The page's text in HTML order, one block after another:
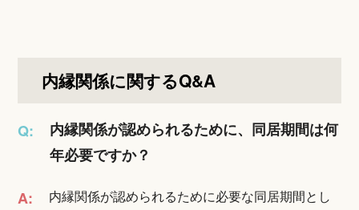
内縁関係に関するQ&A
Q:
内縁関係が認められるために、同居期間は何
年必要ですか？
A:
内縁関係が認められるために必要な同居期間とし